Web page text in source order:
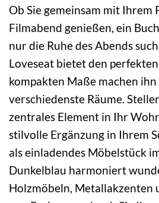
Ob Sie gemeinsam mit Ihrem
Filmabend genießen, ein
nur die Ruhe des Abends
Loveseat bietet den
kompakten Maße machen
verschiedenste Räume.
zentrales Element in Ihr
stilvolle Ergänzung in Ihrem
als einladendes Möbelstück
Dunkelblau harmoniert
Holzmöbeln, Metallakzenten